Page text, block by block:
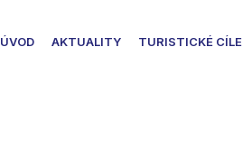
ÚVOD AKTUALITY TURISTICKÉ CÍLE